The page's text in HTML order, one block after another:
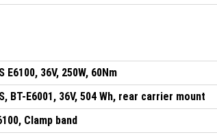
E6100, 36V, 250W, 60Nm
BT-E6001, 36V, 504 Wh, rear carrier mount
Clamp band